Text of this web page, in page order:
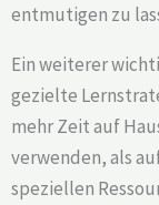
entmutigen zu
Ein weiterer
gezielte
mehr Zeit auf
verwenden, als
speziellen